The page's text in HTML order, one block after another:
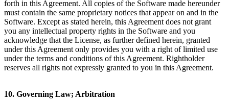
forth in this Agreement. All copies of the Software made hereunder
must contain the same proprietary notices that appear on and in the
Software. Except as stated herein, this Agreement does not grant
you any intellectual property rights in the Software and you
acknowledge that the License, as further defined herein, granted
under this Agreement only provides you with a right of limited use
under the terms and conditions of this Agreement. Rightholder
reserves all rights not expressly granted to you in this Agreement.
10. Governing Law; Arbitration